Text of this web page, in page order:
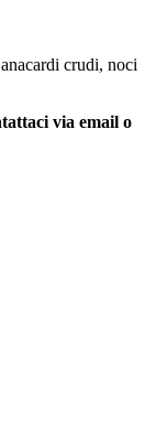
crudi, noci
via email o